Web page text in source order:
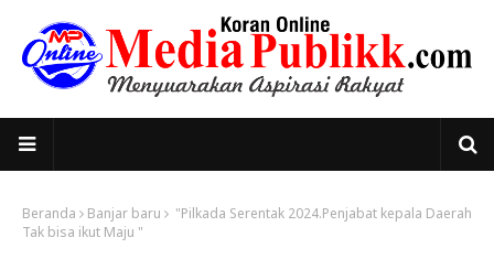
Beranda Banjar baru
"Pilkada Serentak 2024.Penjabat kepala Daerah
Tak bisa ikut Maju "